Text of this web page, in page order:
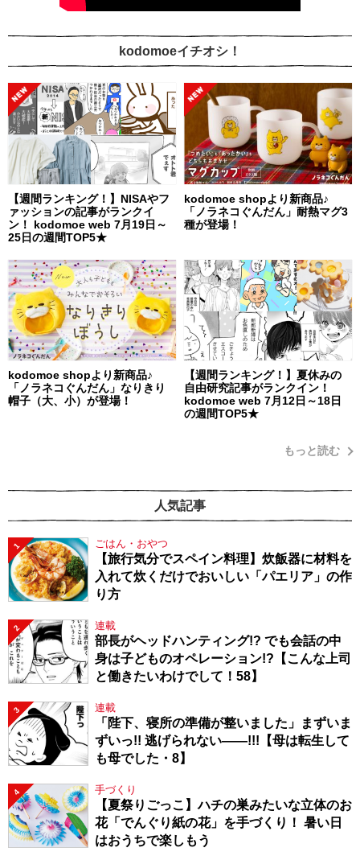
kodomoeイチオシ！
【週間ランキング！】NISAやフ
ァッションの記事がランクイ
ン！ kodomoe web 7月19日～
25日の週間TOP5★
kodomoe shopより新商品♪
「ノラネコぐんだん」耐熱マグ3
種が登場！
kodomoe shopより新商品♪
「ノラネコぐんだん」なりきり
帽子（大、小）が登場！
【週間ランキング！】夏休みの
自由研究記事がランクイン！
kodomoe web 7月12日～18日
の週間TOP5★
もっと読む
人気記事
1 ごはん・おやつ
【旅行気分でスペイン料理】炊飯器に材料を
入れて炊くだけでおいしい「パエリア」の作
り方
2 連載
部長がヘッドハンティング!? でも会話の中
身は子どものオペレーション!?【こんな上司
と働きたいわけでして！58】
3 連載
「陛下、寝所の準備が整いました」まずいま
ずいっ!! 逃げられない――!!!【母は転生して
も母でした・8】
4 手づくり
【夏祭りごっこ】ハチの巣みたいな立体のお
花「でんぐり紙の花」を手づくり！ 暑い日
はおうちで楽しもう